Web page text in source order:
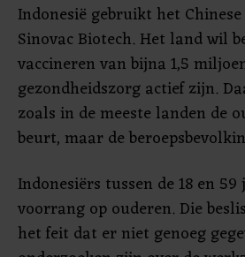
Indonesië gebruikt het
Sinovac Biotech. Het land wil
vaccineren van bijna 1,5
gezondheidszorg actief zijn.
zoals in de meeste landen de
beurt, maar de
Indonesiërs tussen de 18 en
voorrang op ouderen. Die
het feit dat er niet genoeg